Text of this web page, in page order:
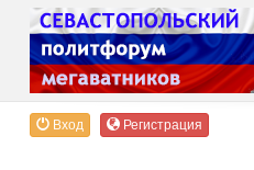
Вход Регистрация